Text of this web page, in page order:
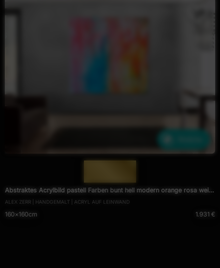
Abstraktes Acrylbild pastell Farben bunt hell modern orange rosa weiß
hellblau
ALEX ZERR | HANDGEMALT | ACRYL AUF LEINWAND
160×160cm 1.931 €